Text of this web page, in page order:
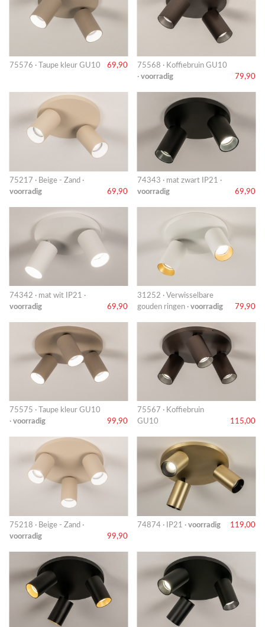
75576 · Taupe kleur GU10 69,90
75568 · Koffiebruin GU10
· voorradig 79,90
75217 · Beige - Zand ·
voorradig
69,90
74343 · mat zwart IP21 ·
voorradig
69,90
74342 · mat wit IP21 ·
voorradig
69,90
31252 · Verwisselbare
gouden ringen · voorradig 79,90
75575 · Taupe kleur GU10
· voorradig 99,90
75567 · Koffiebruin
GU10
115,00
75218 · Beige - Zand ·
voorradig
99,90
74874 · IP21 · voorradig 119,00